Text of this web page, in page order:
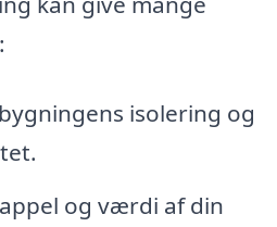
isolering og
og værdi af din